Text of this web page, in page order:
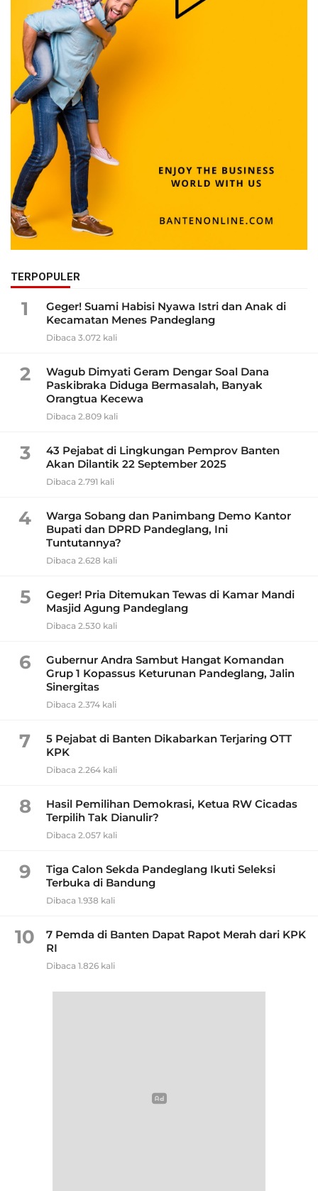
TERPOPULER
1
Geger! Suami Habisi Nyawa Istri dan Anak di
Kecamatan Menes Pandeglang
Dibaca 3.072 kali
2
Wagub Dimyati Geram Dengar Soal Dana
Paskibraka Diduga Bermasalah, Banyak
Orangtua Kecewa
Dibaca 2.809 kali
3
43 Pejabat di Lingkungan Pemprov Banten
Akan Dilantik 22 September 2025
Dibaca 2.791 kali
4
Warga Sobang dan Panimbang Demo Kantor
Bupati dan DPRD Pandeglang, Ini
Tuntutannya?
Dibaca 2.628 kali
5
Geger! Pria Ditemukan Tewas di Kamar Mandi
Masjid Agung Pandeglang
Dibaca 2.530 kali
6
Gubernur Andra Sambut Hangat Komandan
Grup 1 Kopassus Keturunan Pandeglang, Jalin
Sinergitas
Dibaca 2.374 kali
7
5 Pejabat di Banten Dikabarkan Terjaring OTT
KPK
Dibaca 2.264 kali
8
Hasil Pemilihan Demokrasi, Ketua RW Cicadas
Terpilih Tak Dianulir?
Dibaca 2.057 kali
9
Tiga Calon Sekda Pandeglang Ikuti Seleksi
Terbuka di Bandung
Dibaca 1.938 kali
10
7 Pemda di Banten Dapat Rapot Merah dari KPK
RI
Dibaca 1.826 kali